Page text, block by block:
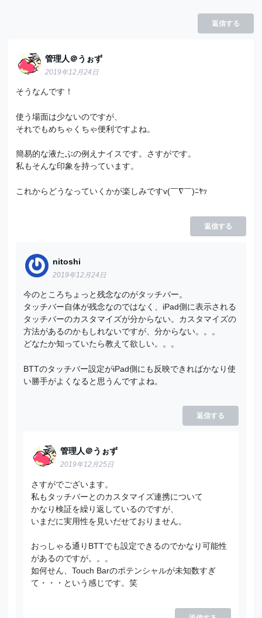
返信する
管理人＠うぉず
2019年12月24日
そうなんです！
使う場面は少ないのですが、
それでもめちゃくちゃ便利ですよね。
簡易的な液たぶの例えナイスです。さすがです。
私もそんな印象を持っています。
これからどうなっていくかが楽しみですv(￣∇￣)ﾆﾔｯ
返信する
nitoshi
2019年12月24日
今のところちょっと残念なのがタッチバー。
タッチバー自体が残念なのではなく、iPad側に表示される
タッチバーのカスタマイズが分からない。カスタマイズの
方法があるのかもしれないですが、分からない。。。
どなたか知っていたら教えて欲しい。。。
BTTのタッチバー設定がiPad側にも反映できればかなり使
い勝手がよくなると思うんですよね。
返信する
管理人＠うぉず
2019年12月25日
さすがでございます。
私もタッチバーとのカスタマイズ連携について
かなり検証を繰り返しているのですが、
いまだに実用性を見いだせておりません。
おっしゃる通りBTTでも設定できるのでかなり可能性
があるのですが。。。
如何せん、Touch Barのポテンシャルが未知数すぎ
て・・・という感じです。笑